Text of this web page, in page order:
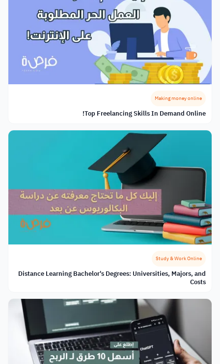
Making money online
Top Freelancing Skills In Demand Online!
Study & Work Online
Distance Learning Bachelor's Degrees: Universities, Majors, and
Costs